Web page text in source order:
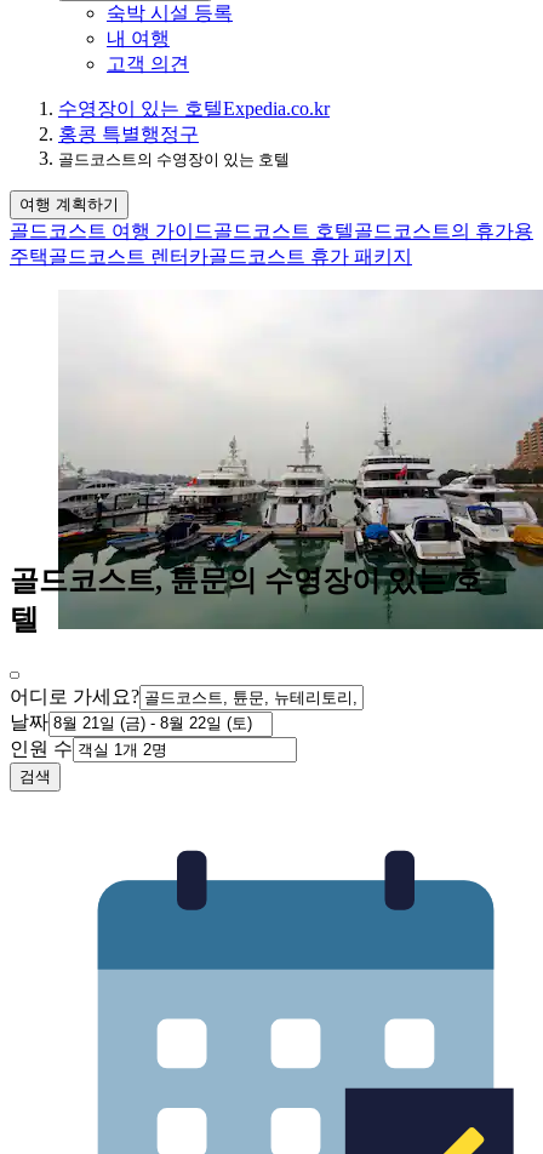
숙박 시설 등록
내 여행
고객 의견
수영장이 있는 호텔Expedia.co.kr
홍콩 특별행정구
골드코스트의 수영장이 있는 호텔
여행 계획하기
골드코스트 여행 가이드골드코스트 호텔골드코스트의 휴가용
주택골드코스트 렌터카골드코스트 휴가 패키지
골드코스트, 튠문의 수영장이 있는 호
텔
어디로 가세요?
날짜
인원 수
검색